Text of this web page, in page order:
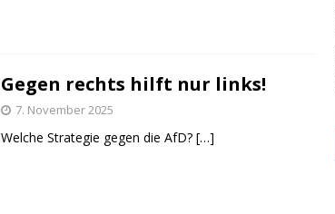
Gegen rechts hilft nur links!
7. November 2025
Welche Strategie gegen die AfD? […]